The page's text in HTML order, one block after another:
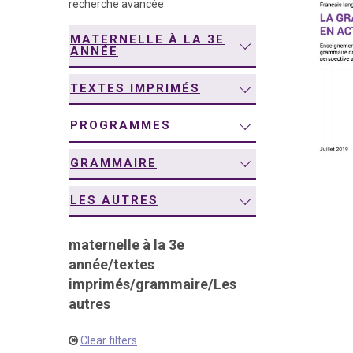
recherche avancée
MATERNELLE À LA 3E
ANNÉE
TEXTES IMPRIMÉS
PROGRAMMES
GRAMMAIRE
LES AUTRES
maternelle à la 3e
année/textes
imprimés/grammaire/Les
autres
Clear filters